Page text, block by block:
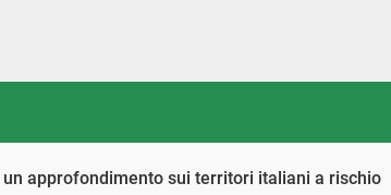
un approfondimento sui territori italiani a rischio